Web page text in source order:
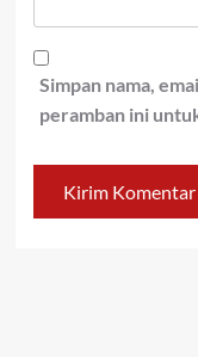
Simpan nama,
peramban ini